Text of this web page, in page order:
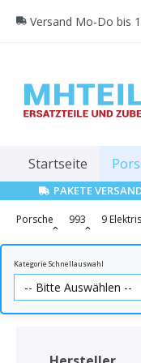
Zur
Versand Mo-Do bis
Startseite
PAKETE
Porsche 993 9
Kategorie Schnellauswahl